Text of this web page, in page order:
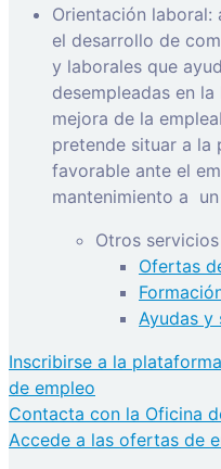
Orientación
el desarrollo de
y laborales que
desempleadas en
mejora de la
pretende situar a la
favorable ante el
mantenimiento a
Otros
Ofertas
Ayudas y
Inscribirse a la
de empleo
Contacta con la Oficina
Accede a las ofertas de